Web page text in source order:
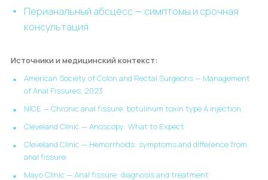
Перианальный абсцесс — симптомы и срочная
консультация
Источники и медицинский контекст:
American Society of Colon and Rectal Surgeons — Management
of Anal Fissures, 2023
NICE — Chronic anal fissure: botulinum toxin type A injection
Cleveland Clinic — Anoscopy: What to Expect
Cleveland Clinic — Hemorrhoids: symptoms and difference from
anal fissure
Mayo Clinic — Anal fissure: diagnosis and treatment